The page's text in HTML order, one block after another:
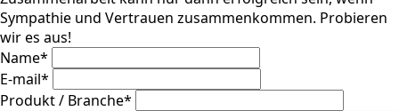
Sympathie und Vertrauen zusammenkommen. Probieren
wir es aus!
Name*
E-mail*
Produkt / Branche*